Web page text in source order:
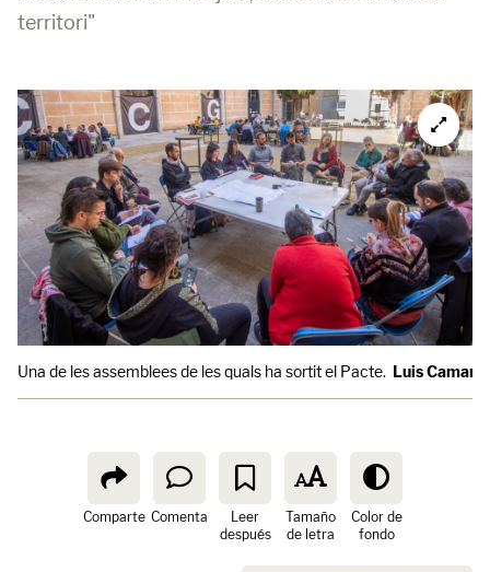
territori"
Una de les assemblees de les quals ha sortit el Pacte. Luis
Comparte Comenta
Leer
después
Tamaño
de letra
Color de
fondo